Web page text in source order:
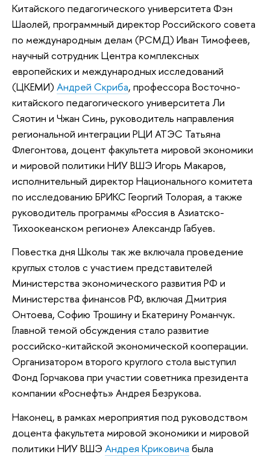
Китайского педагогического университета Фэн
Шаолей, программный директор Российского совета
по международным делам (РСМД) Иван Тимофеев,
научный сотрудник Центра комплексных
европейских и международных исследований
(ЦКЕМИ) Андрей Скриба, профессора Восточно-
китайского педагогического университета Ли
Сяотин и Чжан Синь, руководитель направления
региональной интеграции РЦИ АТЭС Татьяна
Флегонтова, доцент факультета мировой экономики
и мировой политики НИУ ВШЭ Игорь Макаров,
исполнительный директор Национального комитета
по исследованию БРИКС Георгий Толорая, а также
руководитель программы «Россия в Азиатско-
Тихоокеанском регионе» Александр Габуев.
Повестка дня Школы так же включала проведение
круглых столов с участием представителей
Министерства экономического развития РФ и
Министерства финансов РФ, включая Дмитрия
Онтоева, Софию Трошину и Екатерину Романчук.
Главной темой обсуждения стало развитие
российско-китайской экономической кооперации.
Организатором второго круглого стола выступил
Фонд Горчакова при участии советника президента
компании «Роснефть» Андрея Безрукова.
Наконец, в рамках мероприятия под руководством
доцента факультета мировой экономики и мировой
политики НИУ ВШЭ Андрея Криковича была